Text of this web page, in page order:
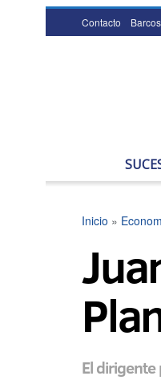
Contacto Barcos
Inicio »
El